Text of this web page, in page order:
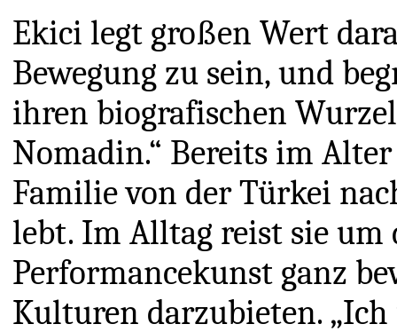
Ekici legt großen Wert
Bewegung zu sein, und
ihren biografischen
Nomadin.“ Bereits im
Familie von der Türkei
lebt. Im Alltag reist sie um
Performancekunst ganz
Kulturen darzubieten.